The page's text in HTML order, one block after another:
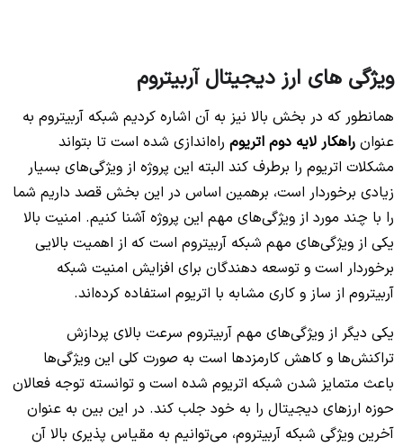
ویژگی‌ های ارز دیجیتال آربیتروم
همانطور که در بخش‌ بالا نیز به آن اشاره کردیم شبکه آربیتروم به
عنوان راهکار لایه دوم اتریوم راه‌اندازی شده است تا بتواند
مشکلات اتریوم را برطرف کند البته این پروژه از ویژگی‌های بسیار
زیادی برخوردار است، برهمین اساس در این بخش قصد داریم شما
را با چند مورد از ویژگی‌های مهم این پروژه آشنا کنیم. امنیت بالا
یکی از ویژگی‌های مهم شبکه آربیتروم است که از اهمیت بالایی
برخوردار است و توسعه دهندگان برای افزایش امنیت شبکه
آربیتروم از ساز و کاری مشابه با اتریوم استفاده کرده‌اند.
یکی دیگر از ویژگی‌های مهم آربیتروم سرعت بالای پردازش
تراکنش‌ها و کاهش کارمزدها است به صورت کلی این ویژگی‌ها
باعث متمایز شدن شبکه اتریوم شده است و توانسته توجه فعالان
حوزه ارزهای دیجیتال را به خود جلب کند. در این بین به عنوان
آخرین ویژگی شبکه آربیتروم، می‌توانیم به مقیاس پذیری بالا آن